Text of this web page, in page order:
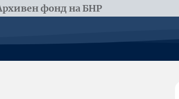
фонд на БНР